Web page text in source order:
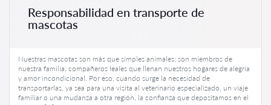
Responsabilidad en transporte de
mascotas
Nuestras mascotas son más que simples animales; son miembros de
nuestra familia, compañeros leales que llenan nuestros hogares de alegría
y amor incondicional. Por eso, cuando surge la necesidad de
transportarlas, ya sea para una visita al veterinario especializado, un viaje
familiar o una mudanza a otra región, la confianza que depositamos en el